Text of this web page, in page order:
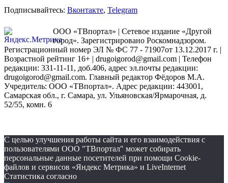
Подписывайтесь: Вконтакте, Telegram
ООО «ТВпортал» | Сетевое издание «Другой
город». Зарегистрировано Роскомнадзором.
Регистрационный номер ЭЛ № ФС 77 - 71907от 13.12.2017 г. |
Возрастной рейтинг 16+ | drugoigorod@gmail.com | Телефон
редакции: 331-11-11, доб.406, адрес эл.почты редакции:
drugoigorod@gmail.com. Главный редактор Фёдоров М.А.
Учредитель: ООО «ТВпортал». Адрес редакции: 443001,
Самарская обл., г. Самара, ул. Ульяновская/Ярмарочная, д.
52/55, комн. 6
С целью улучшения работы сайта и его взаимодействия с
пользователями ООО "ТВпортал" может собирать
персональные данные посетителей при помощи Cookie-
файлов и сервисов «Яндекс Метрика» и LiveInternet
Статистика согласно